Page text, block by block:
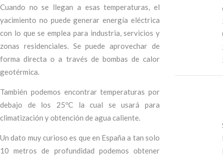
Cuando no se llegan a esas temperaturas, el
yacimiento no puede generar energía eléctrica
con lo que se emplea para industria, servicios y
zonas residenciales. Se puede aprovechar de
forma directa o a través de bombas de calor
geotérmica.
También podemos encontrar temperaturas por
debajo de los 25ºC la cual se usará para
climatización y obtención de agua caliente.
Un dato muy curioso es que en España a tan solo
10 metros de profundidad podemos obtener